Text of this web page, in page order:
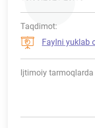
Taqdimot:
Faylni yuklab
Ijtimoiy